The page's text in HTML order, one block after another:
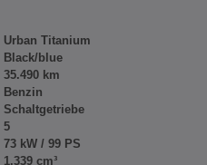
Urban Titanium
Black/blue
35.490 km
Benzin
Schaltgetriebe
5
73 kW / 99 PS
1.339 cm³